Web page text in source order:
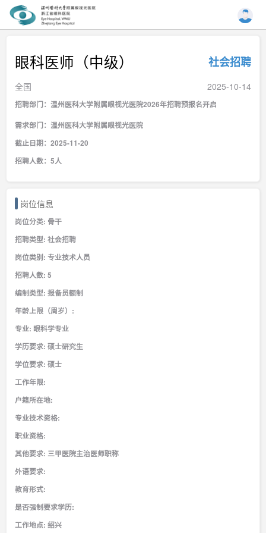
眼科医师（中级） 社会招聘
全国 2025-10-14
招聘部门：温州医科大学附属眼视光医院2026年招聘预报名开启
需求部门：温州医科大学附属眼视光医院
截止日期：2025-11-20
招聘人数：5人
岗位信息
岗位分类: 骨干
招聘类型: 社会招聘
岗位类别: 专业技术人员
招聘人数: 5
编制类型: 报备员额制
年龄上限（周岁）:
专业: 眼科学专业
学历要求: 硕士研究生
学位要求: 硕士
工作年限:
户籍所在地:
专业技术资格:
职业资格:
其他要求: 三甲医院主治医师职称
外语要求:
教育形式:
是否强制要求学历:
工作地点: 绍兴